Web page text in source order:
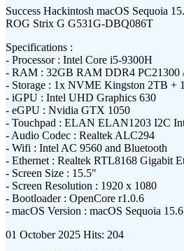
Success Hackintosh macOS Sequoia
ROG Strix G G531G-DBQ086T
Specifications :
- Processor : Intel Core i5-9300H
- RAM : 32GB RAM DDR4 PC21300
- Storage : 1x NVME Kingston 2TB +
- iGPU : Intel UHD Graphics 630
- eGPU : Nvidia GTX 1050
- Touchpad : ELAN ELAN1203 I2C
- Audio Codec : Realtek ALC294
- Wifi : Intel AC 9560 and Bluetooth
- Ethernet : Realtek RTL8168 Gigabit
- Screen Size : 15.5"
- Screen Resolution : 1920 x 1080
- Bootloader : OpenCore r1.0.6
- macOS Version : macOS Sequoia
01 October 2025 Hits: 204